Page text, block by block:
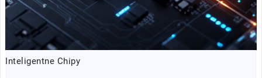
Inteligentne Chipy